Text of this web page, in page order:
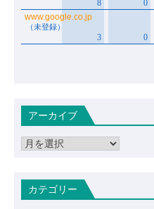
アーカイブ
ア
イ
ブ
カテゴリー